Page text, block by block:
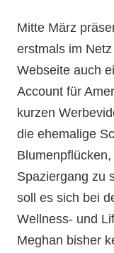
Mitte März
erstmals im
Webseite auch
Account für
kurzen
die ehemalige
Spaziergang zu
soll es sich bei
Wellness- und
Meghan bisher